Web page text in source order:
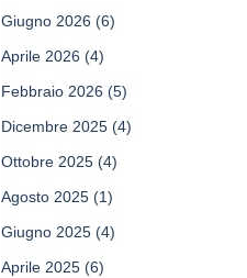
Giugno 2026 (6)
Aprile 2026 (4)
Febbraio 2026 (5)
Dicembre 2025 (4)
Ottobre 2025 (4)
Agosto 2025 (1)
Giugno 2025 (4)
Aprile 2025 (6)